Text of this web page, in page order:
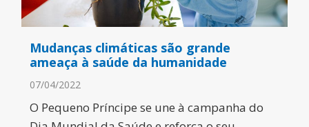
Mudanças climáticas são grande
ameaça à saúde da humanidade
07/04/2022
O Pequeno Príncipe se une à campanha do